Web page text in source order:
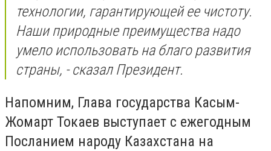
технологии, гарантирующей ее чистоту.
Наши природные преимущества надо
умело использовать на благо развития
страны, - сказал Президент.
Напомним, Глава государства Касым-
Жомарт Токаев выступает с ежегодным
Посланием народу Казахстана на